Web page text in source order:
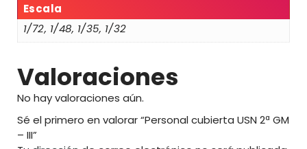
,
0
€
h
s
Escala
1/72, 1/48, 1/35, 1/32
Valoraciones
No hay valoraciones aún.
Sé el primero en valorar “Personal cubierta USN 2ª GM
– III”